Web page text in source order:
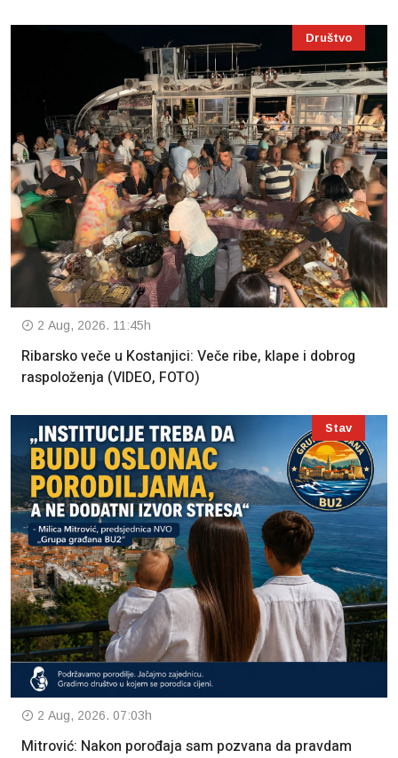
Društvo
2 Aug, 2026. 11:45h
Ribarsko veče u Kostanjici: Veče ribe, klape i dobrog
raspoloženja (VIDEO, FOTO)
Stav
2 Aug, 2026. 07:03h
Mitrović: Nakon porođaja sam pozvana da pravdam